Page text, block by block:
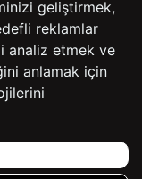
geliştirmek,
reklamlar
analiz etmek ve
anlamak için